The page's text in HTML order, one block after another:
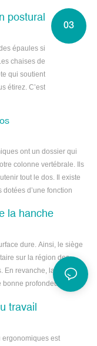
postural
épaules si
chaises de
qui soutient
étirez. C’est
ont un dossier qui
colonne vertébrale. Ils
tout le dos. Il existe
d’une fonction
la hanche
dure. Ainsi, le siège
sur la région des
En revanche, la chaise
profondeur
travail
ergonomiques est